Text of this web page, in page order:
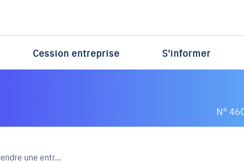
Cession entreprise S'informer
N°
une entr...